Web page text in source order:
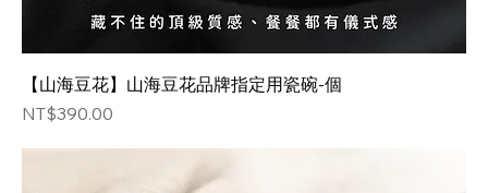
【山海豆花】山海豆花品牌指定用瓷碗-個
価格
NT$390.00